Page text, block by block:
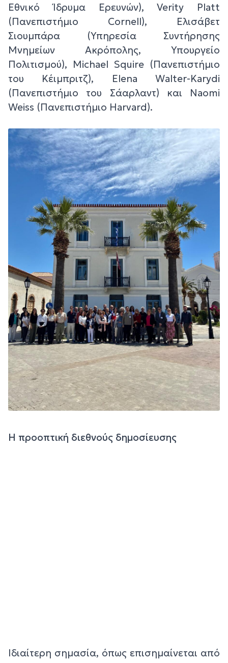
Εθνικό Ίδρυμα Ερευνών), Verity Platt
(Πανεπιστήμιο Cornell), Ελισάβετ
Σιουμπάρα (Υπηρεσία Συντήρησης
Μνημείων Ακρόπολης, Υπουργείο
Πολιτισμού), Michael Squire (Πανεπιστήμιο
του Κέιμπριτζ), Elena Walter-Karydi
(Πανεπιστήμιο του Σάαρλαντ) και Naomi
Weiss (Πανεπιστήμιο Harvard).
Η προοπτική διεθνούς δημοσίευσης
Ιδιαίτερη σημασία, όπως επισημαίνεται από